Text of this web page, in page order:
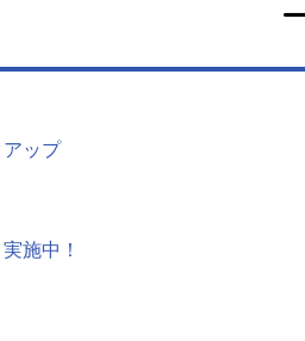
ップ
施中！